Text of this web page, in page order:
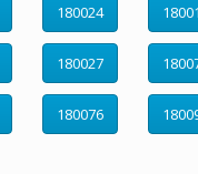
180024
180027
180076